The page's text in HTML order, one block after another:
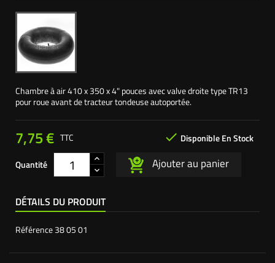
Chambre à air 410 x 350 x 4" pouces avec valve droite type TR13
pour roue avant de tracteur tondeuse autoportée.
7,75 €  Disponible En Stock
TTC
Quantité Ajouter au panier
DÉTAILS DU PRODUIT
Référence38 05 01